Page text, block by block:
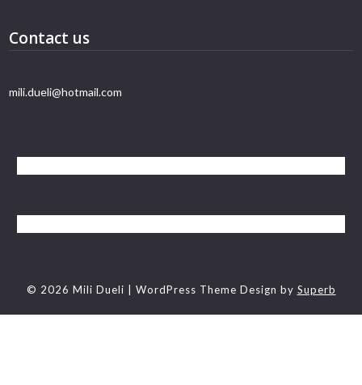
Contact us
mili.dueli@hotmail.com
© 2026 Mili Dueli | WordPress Theme Design by Superb